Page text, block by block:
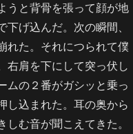
うと背骨を張って顔が地
げ込んだ。次の瞬間、
れた。それにつられて僕
右肩を下にして突っ伏し
ムの２番がガシッと乗っ
し込まれた。耳の奥から
しむ音が聞こえてきた。